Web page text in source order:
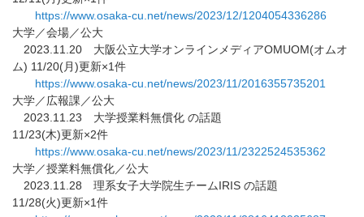
https://www.osaka-cu.net/news/2023/12/1204054336286
大学／会場／公大
2023.11.20 大阪公立大学オンラインメディアOMUOM(オムオ
ム) 11/20(月)更新×1件
https://www.osaka-cu.net/news/2023/11/2016355735201
大学／広報課／公大
2023.11.23 大学授業料無償化 の話題
11/23(木)更新×2件
https://www.osaka-cu.net/news/2023/11/2322524535362
大学／授業料無償化／公大
2023.11.28 理系女子大学院生チームIRIS の話題
11/28(火)更新×1件